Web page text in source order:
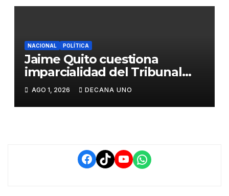
NACIONAL POLÍTICA
Jaime Quito cuestiona
imparcialidad del Tribunal
Constitucional tras liberación
de Ollanta Humala
AGO 1, 2026 DECANA UNO
Facebook
TikTokYouTube
WhatsApp